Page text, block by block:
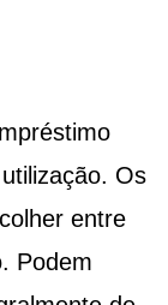
Os
entre
Podem